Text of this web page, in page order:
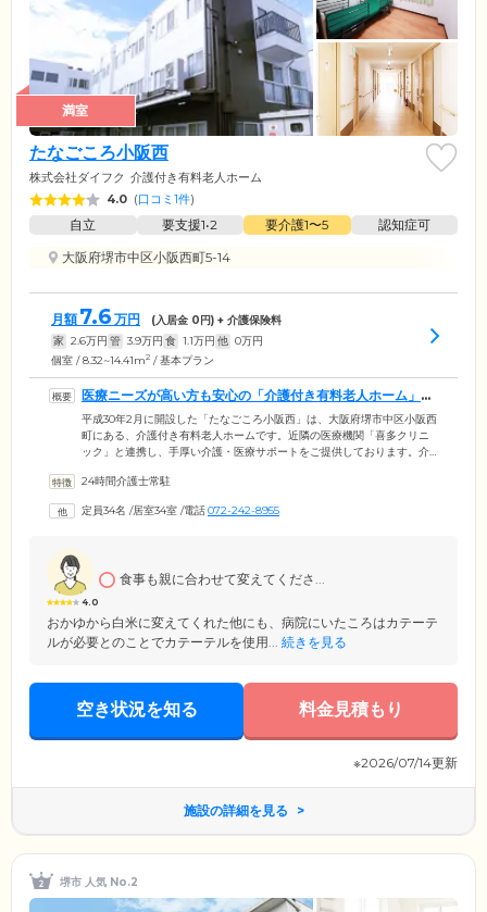
満室
たなごころ小阪西
株式会社ダイフク 介護付き有料老人ホーム
4.0 (口コミ1件)
自立 要支援1•2 要介護1〜5
認知症可
大阪府堺市中区小阪西町5-14
月額 7.6 万円 (入居金 0円) + 介護保険料
家 2.6万円 管 3.9万円 食 1.1万円 他 0万円
個室 / 8.32~14.41m2 / 基本プラン
医療ニーズが高い方も安心の「介護付き有料老人ホーム」で
す
平成30年2月に開設した「たなごころ小阪西」は、大阪府堺市中区小阪西
町にある、介護付き有料老人ホームです。近隣の医療機関「喜多クリニ
ック」と連携し、手厚い介護・医療サポートをご提供しております。介
い」の3つの軸を大切に、ご入居のみなさまの日常生活にきめ細やかに寄
り、医療ニーズが高い方も安心。検温や血圧測定などの日々の健康管理
24時間介護士常駐
定員34名 /居室34室 /電話072-242-8955
4.0
食事も親に合わせて変えてくださ...
おかゆから白米に変えてくれた他にも、病院にいたころはカテーテ
ルが必要とのことでカテーテルを使用... 続きを見る
空き状況を知る 料金見積もり
※2026/07/14更新
施設の詳細を見る
堺市 人気 No.2